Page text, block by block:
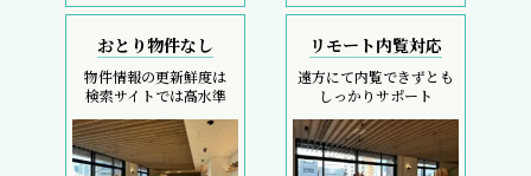
おとり物件なし
物件情報の更新鮮度は
検索サイトでは高水準
リモート内覧対応
遠方にて内覧できずとも
しっかりサポート